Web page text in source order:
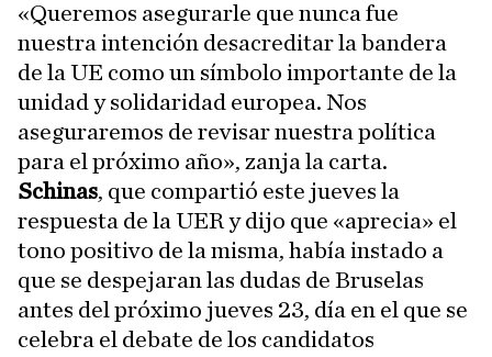
«Queremos asegurarle que nunca fue
nuestra intención desacreditar la bandera
de la UE como un símbolo importante de la
unidad y solidaridad europea. Nos
aseguraremos de revisar nuestra política
para el próximo año», zanja la carta.
Schinas, que compartió este jueves la
respuesta de la UER y dijo que «aprecia» el
tono positivo de la misma, había instado a
que se despejaran las dudas de Bruselas
antes del próximo jueves 23, día en el que se
celebra el debate de los candidatos